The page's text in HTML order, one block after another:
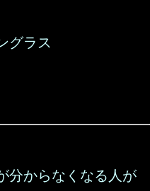
グラス
分からなくなる人が